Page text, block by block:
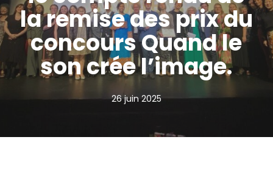
la remise des prix du
concours Quand le
son crée l’image.
26 juin 2025